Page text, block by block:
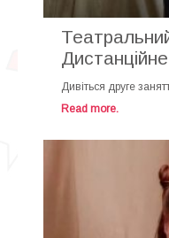
Дивіться друге
Read more.